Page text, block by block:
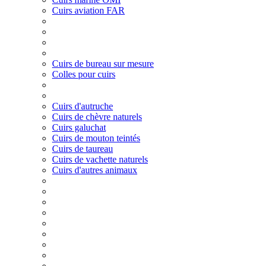
Cuirs aviation FAR
Cuirs de bureau sur mesure
Colles pour cuirs
Cuirs d'autruche
Cuirs de chèvre naturels
Cuirs galuchat
Cuirs de mouton teintés
Cuirs de taureau
Cuirs de vachette naturels
Cuirs d'autres animaux